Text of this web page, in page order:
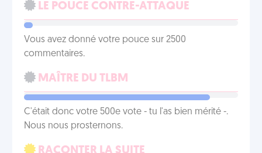
LE POUCE CONTRE-ATTAQUE
Vous avez donné votre pouce sur 2500
commentaires.
MAÎTRE DU TLBM
C'était donc votre 500e vote - tu l'as bien mérité -.
Nous nous prosternons.
RACONTER LA SUITE